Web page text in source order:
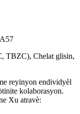
TBZC), Chelat glisin,
reyinyon endividyèl
kolaborasyon.
Xu atravè: